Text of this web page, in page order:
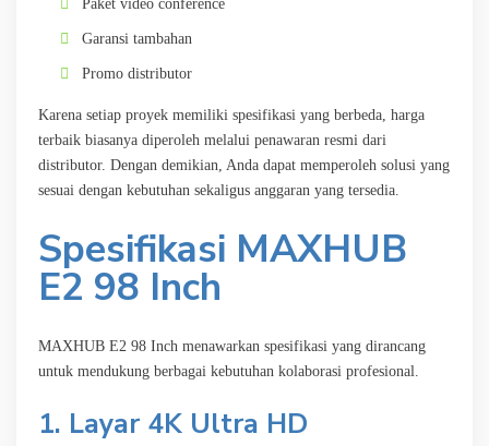
Paket video conference
Garansi tambahan
Promo distributor
Karena setiap proyek memiliki spesifikasi yang berbeda, harga
terbaik biasanya diperoleh melalui penawaran resmi dari
distributor. Dengan demikian, Anda dapat memperoleh solusi yang
sesuai dengan kebutuhan sekaligus anggaran yang tersedia.
Spesifikasi MAXHUB
E2 98 Inch
MAXHUB E2 98 Inch menawarkan spesifikasi yang dirancang
untuk mendukung berbagai kebutuhan kolaborasi profesional.
1. Layar 4K Ultra HD